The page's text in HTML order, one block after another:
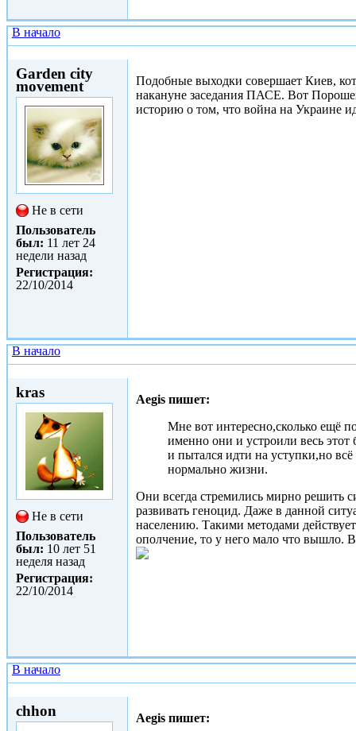
В начало
Garden city
movement
Не в сети
Пользователь
был: 11 лет 24
недели назад
Регистрация:
22/10/2014
Подобные выходки совершает Киев,
накануне заседания ПАСЕ. Вот
историю о том, что война на Украине
В начало
kras
Не в сети
Пользователь
был: 10 лет 51
неделя назад
Регистрация:
22/10/2014
Aegis пишет:
Мне вот интересно,сколько ещё
именно они и устроили весь этот
и пытался идти на уступки,но
нормально жизни.
Они всегда стремились мирно решить
развивать геноцид. Даже в данной
населению. Такими методами
ополчение, то у него мало что вышло.
В начало
chhon
Aegis пишет: